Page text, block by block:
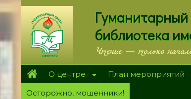
Перейти
к
основному
содержанию
Гуманитарный
библиотека
Чтение — только
О центре План мероприятий
Осторожно, мошенники!